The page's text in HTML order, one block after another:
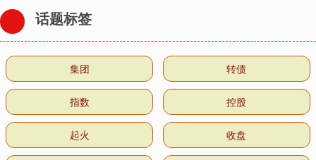
话题标签
集团 转债
指数 控股
起火 收盘